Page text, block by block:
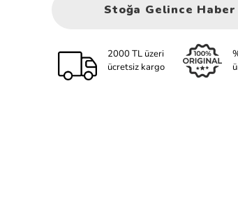
Stoğa Gelince Haber
2000 TL üzeri
ücretsiz kargo